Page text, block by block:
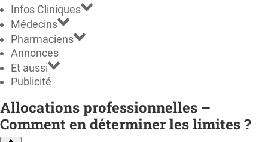
Infos Cliniques
Médecins
Pharmaciens
Annonces
Et aussi
Publicité
Allocations professionnelles –
Comment en déterminer les limites ?